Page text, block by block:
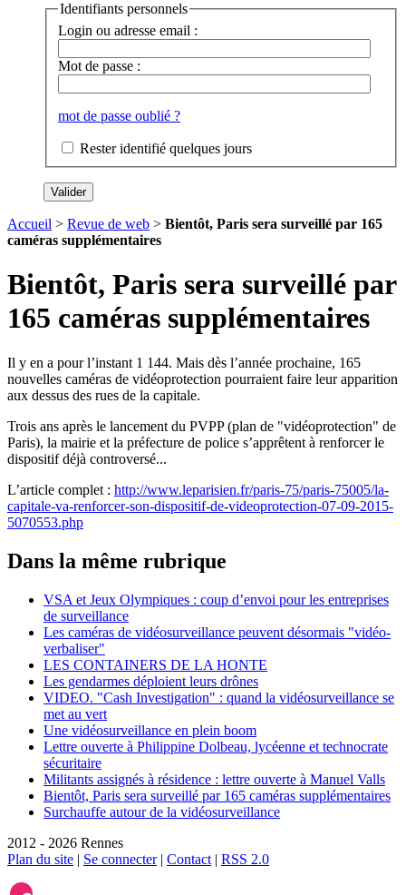
Identifiants personnels
Login ou adresse email :
Mot de passe :
mot de passe oublié ?
Rester identifié quelques jours
Accueil > Revue de web > Bientôt, Paris sera surveillé par 165
caméras supplémentaires
Bientôt, Paris sera surveillé par
165 caméras supplémentaires
Il y en a pour l’instant 1 144. Mais dès l’année prochaine, 165
nouvelles caméras de vidéoprotection pourraient faire leur apparition
aux dessus des rues de la capitale.
Trois ans après le lancement du PVPP (plan de "vidéoprotection" de
Paris), la mairie et la préfecture de police s’apprêtent à renforcer le
dispositif déjà controversé...
L’article complet : http://www.leparisien.fr/paris-75/paris-75005/la-
capitale-va-renforcer-son-dispositif-de-videoprotection-07-09-2015-
5070553.php
Dans la même rubrique
VSA et Jeux Olympiques : coup d’envoi pour les entreprises
de surveillance
Les caméras de vidéosurveillance peuvent désormais "vidéo-
verbaliser"
LES CONTAINERS DE LA HONTE
Les gendarmes déploient leurs drônes
VIDEO. "Cash Investigation" : quand la vidéosurveillance se
met au vert
Une vidéosurveillance en plein boom
Lettre ouverte à Philippine Dolbeau, lycéenne et technocrate
sécuritaire
Militants assignés à résidence : lettre ouverte à Manuel Valls
Bientôt, Paris sera surveillé par 165 caméras supplémentaires
Surchauffe autour de la vidéosurveillance
2012 - 2026 Rennes
Plan du site | Se connecter| Contact | RSS 2.0